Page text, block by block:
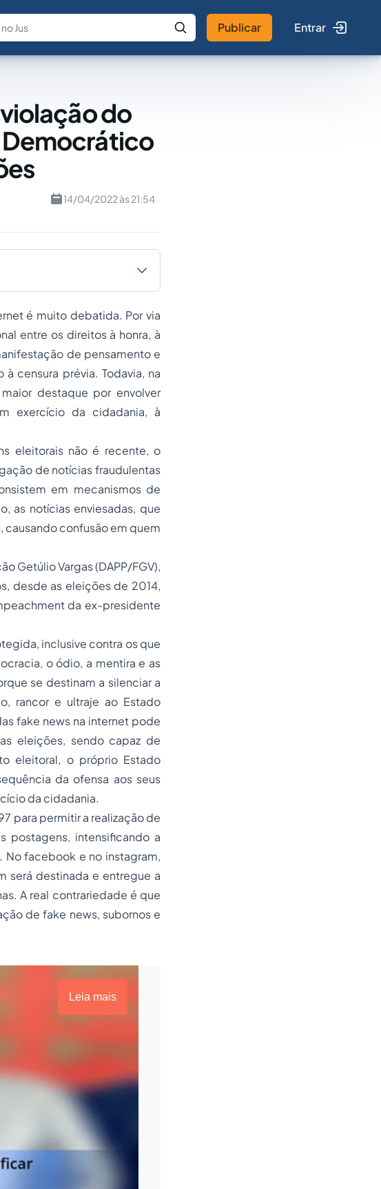
Fale com a IA Buscar no Jus
Publicar Entrar
do
Democrático
14/04/2022 às 21:54
é muito debatida. Por via
entre os direitos à honra, à
de pensamento e
censura prévia. Todavia, na
destaque por envolver
exercício da cidadania, à
eleitorais não é recente, o
de notícias fraudulentas
em mecanismos de
as notícias enviesadas, que
confusão em quem
Getúlio Vargas (DAPP/FGV),
desde as eleições de 2014,
da ex-presidente
inclusive contra os que
o ódio, a mentira e as
se destinam a silenciar a
rancor e ultraje ao Estado
fake news na internet pode
eleições, sendo capaz de
eleitoral, o próprio Estado
da ofensa aos seus
da cidadania.
para permitir a realização de
postagens, intensificando a
No facebook e no instagram,
será destinada e entregue a
A real contrariedade é que
defake news, subornos e
Leia mais